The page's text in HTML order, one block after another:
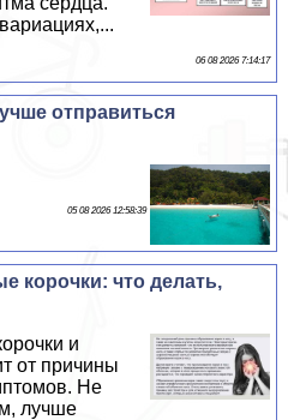
06 08 2026 7:14:17
отправиться
05 08 2026 12:58:39
корочки: что делать,
и
от причины
Не
лучше